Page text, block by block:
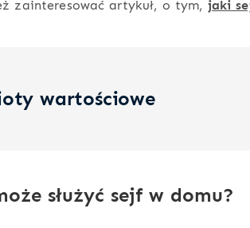
zainteresować artykuł, o tym, jaki
wartościowe
służyć sejf w domu?